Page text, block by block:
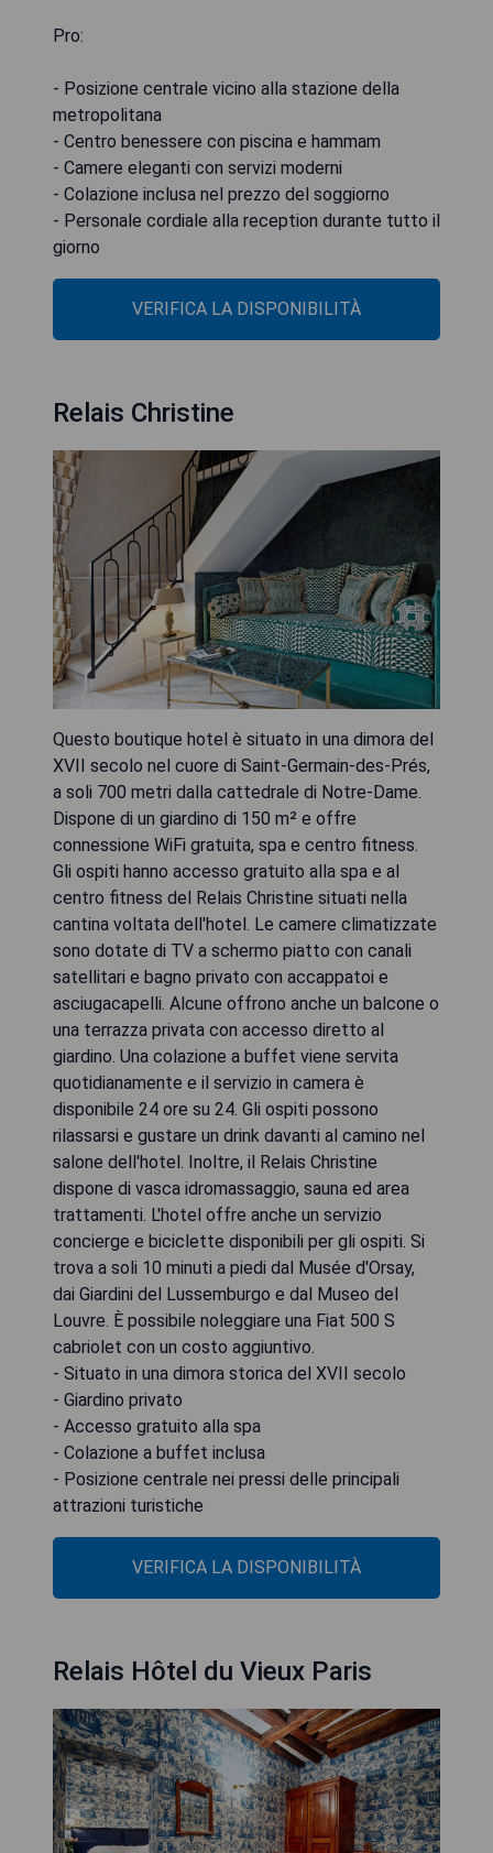
Pro:
- Posizione centrale vicino alla stazione della
metropolitana
- Centro benessere con piscina e hammam
- Camere eleganti con servizi moderni
- Colazione inclusa nel prezzo del soggiorno
- Personale cordiale alla reception durante tutto il
giorno
VERIFICA LA DISPONIBILITÀ
Relais Christine
Questo boutique hotel è situato in una dimora del
XVII secolo nel cuore di Saint-Germain-des-Prés,
a soli 700 metri dalla cattedrale di Notre-Dame.
Dispone di un giardino di 150 m² e offre
connessione WiFi gratuita, spa e centro fitness.
Gli ospiti hanno accesso gratuito alla spa e al
centro fitness del Relais Christine situati nella
cantina voltata dell'hotel. Le camere climatizzate
sono dotate di TV a schermo piatto con canali
satellitari e bagno privato con accappatoi e
asciugacapelli. Alcune offrono anche un balcone o
una terrazza privata con accesso diretto al
giardino. Una colazione a buffet viene servita
quotidianamente e il servizio in camera è
disponibile 24 ore su 24. Gli ospiti possono
rilassarsi e gustare un drink davanti al camino nel
salone dell'hotel. Inoltre, il Relais Christine
dispone di vasca idromassaggio, sauna ed area
trattamenti. L'hotel offre anche un servizio
concierge e biciclette disponibili per gli ospiti. Si
trova a soli 10 minuti a piedi dal Musée d'Orsay,
dai Giardini del Lussemburgo e dal Museo del
Louvre. È possibile noleggiare una Fiat 500 S
cabriolet con un costo aggiuntivo.
- Situato in una dimora storica del XVII secolo
- Giardino privato
- Accesso gratuito alla spa
- Colazione a buffet inclusa
- Posizione centrale nei pressi delle principali
attrazioni turistiche
VERIFICA LA DISPONIBILITÀ
Relais Hôtel du Vieux Paris